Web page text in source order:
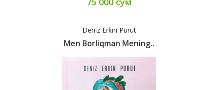
Deniz Erkin Purut
Men Borliqman Mening..